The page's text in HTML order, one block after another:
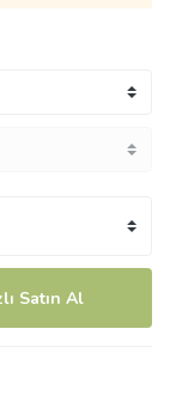
Satın Al